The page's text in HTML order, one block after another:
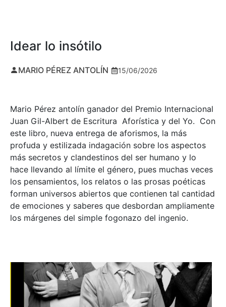
Idear lo insótilo
MARIO PÉREZ ANTOLÍN 15/06/2026
Mario Pérez antolín ganador del Premio Internacional
Juan Gil-Albert de Escritura Aforística y del Yo. Con
este libro, nueva entrega de aforismos, la más
profuda y estilizada indagación sobre los aspectos
más secretos y clandestinos del ser humano y lo
hace llevando al límite el género, pues muchas veces
los pensamientos, los relatos o las prosas poéticas
forman universos abiertos que contienen tal cantidad
de emociones y saberes que desbordan ampliamente
los márgenes del simple fogonazo del ingenio.